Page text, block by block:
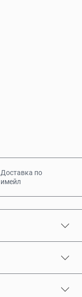
Доставка по
имейл